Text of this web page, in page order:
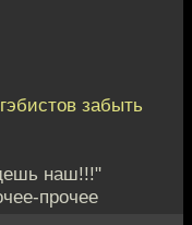
забыть
наш!!!"
прочее